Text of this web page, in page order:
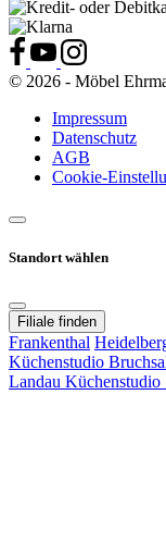
© 2026 - Möbel
Impressum
Datenschutz
AGB
Cookie-
Standort wählen
Filiale finden
Frankenthal
Küchenstudio
Landau Küchenstudio